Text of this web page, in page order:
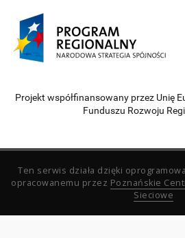
Projekt współfinansowany przez Unię
Funduszu Rozwoju
Ten serwis działa dzięki
opracowanemu przez Poznańskie
Sieciowe